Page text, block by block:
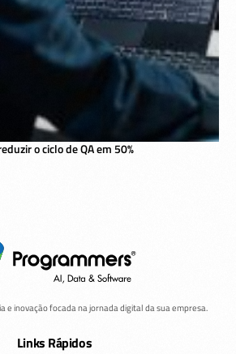
o ciclo de QA em 50%
e inovação focada na jornada digital da sua empresa.
Links Rápidos